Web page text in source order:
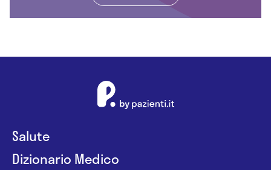
Salute
Dizionario Medico